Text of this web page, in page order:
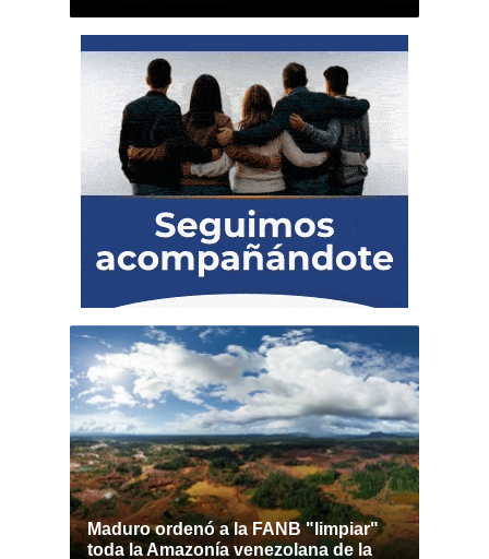
Maduro ordenó a la FANB "limpiar"
toda la Amazonía venezolana de la